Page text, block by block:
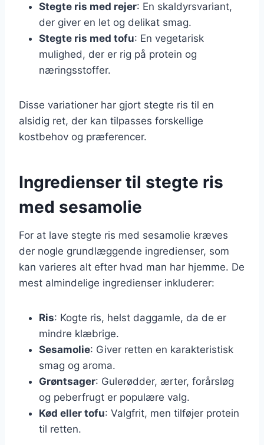
Stegte ris med rejer: En skaldyrsvariant,
der giver en let og delikat smag.
Stegte ris med tofu: En vegetarisk
mulighed, der er rig på protein og
næringsstoffer.
Disse variationer har gjort stegte ris til en
alsidig ret, der kan tilpasses forskellige
kostbehov og præferencer.
Ingredienser til stegte ris
med sesamolie
For at lave stegte ris med sesamolie kræves
der nogle grundlæggende ingredienser, som
kan varieres alt efter hvad man har hjemme. De
mest almindelige ingredienser inkluderer:
Ris: Kogte ris, helst daggamle, da de er
mindre klæbrige.
Sesamolie: Giver retten en karakteristisk
smag og aroma.
Grøntsager: Gulerødder, ærter, forårsløg
og peberfrugt er populære valg.
Kød eller tofu: Valgfrit, men tilføjer protein
til retten.